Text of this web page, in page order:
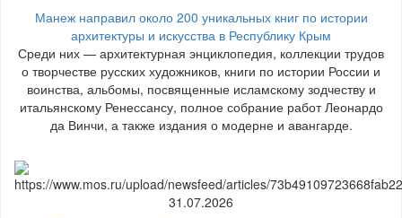
Манеж направил около 200 уникальных книг по истории
архитектуры и искусства в Республику Крым
Среди них — архитектурная энциклопедия, коллекции трудов
о творчестве русских художников, книги по истории России и
воинства, альбомы, посвященные исламскому зодчеству и
итальянскому Ренессансу, полное собрание работ Леонардо
да Винчи, а также издания о модерне и авангарде.
31.07.2026